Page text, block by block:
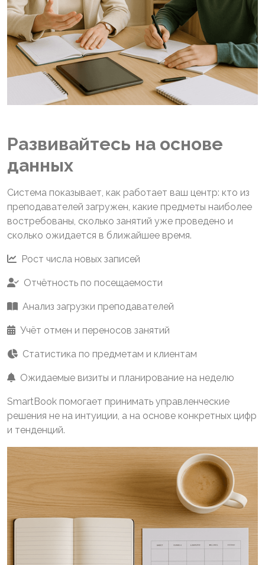
Развивайтесь на основе
данных
Система показывает, как работает ваш центр: кто из
преподавателей загружен, какие предметы наиболее
востребованы, сколько занятий уже проведено и
сколько ожидается в ближайшее время.
Рост числа новых записей
Отчётность по посещаемости
Анализ загрузки преподавателей
Учёт отмен и переносов занятий
Статистика по предметам и клиентам
Ожидаемые визиты и планирование на неделю
SmartBook помогает принимать управленческие
решения не на интуиции, а на основе конкретных цифр
и тенденций.